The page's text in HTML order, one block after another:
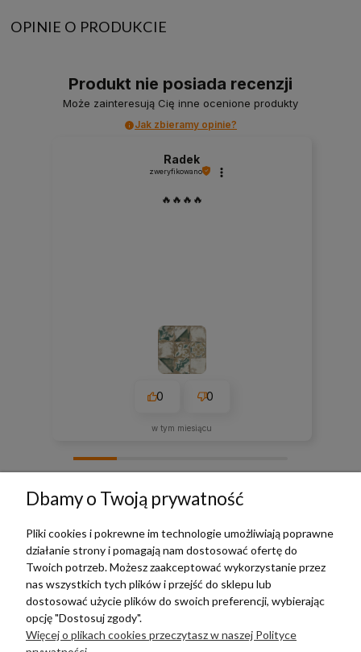
OPINIE O PRODUKCIE
Produkt nie posiada recenzji
Może zainteresują Cię inne ocenione produkty
Jak zbieramy opinie?
Radek
zweryfikowano
🔥🔥🔥🔥
0 0
w tym miesiącu
TERRADECO
BAZA WIEDZY
PŁATNOŚCI I DOSTAWA
Dbamy o Twoją prywatność
Pliki cookies i pokrewne im technologie umożliwiają poprawne
działanie strony i pomagają nam dostosować ofertę do
Twoich potrzeb. Możesz zaakceptować wykorzystanie przez
nas wszystkich tych plików i przejść do sklepu lub
dostosować użycie plików do swoich preferencji, wybierając
opcję "Dostosuj zgody".
Więcej o plikach cookies przeczytasz w naszej Polityce